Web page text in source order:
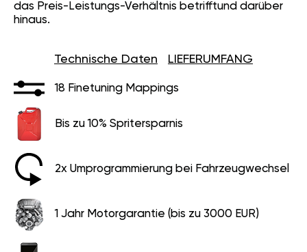
das Preis-Leistungs-Verhältnis betrifftund darüber
hinaus.
Technische Daten LIEFERUMFANG
18 Finetuning Mappings
Bis zu 10% Spritersparnis
2x Umprogrammierung bei Fahrzeugwechsel
1 Jahr Motorgarantie (bis zu 3000 EUR)